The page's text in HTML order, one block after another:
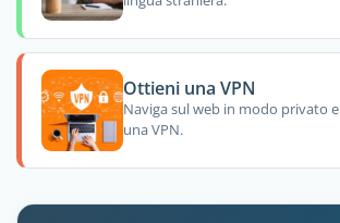
Ottieni una VPN
Naviga sul web in modo privato
una VPN.